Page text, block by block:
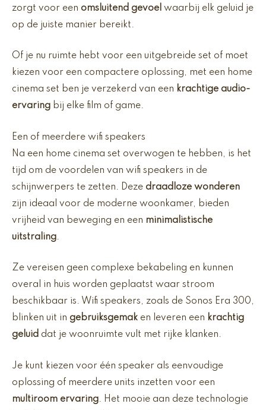
zorgt voor een omsluitend gevoel waarbij elk geluid je
op de juiste manier bereikt.
Of je nu ruimte hebt voor een uitgebreide set of moet
kiezen voor een compactere oplossing, met een home
cinema set ben je verzekerd van een krachtige audio-
ervaring bij elke film of game.
Een of meerdere wifi speakers
Na een home cinema set overwogen te hebben, is het
tijd om de voordelen van wifi speakers in de
schijnwerpers te zetten. Deze draadloze wonderen
zijn ideaal voor de moderne woonkamer, bieden
vrijheid van beweging en een minimalistische
uitstraling.
Ze vereisen geen complexe bekabeling en kunnen
overal in huis worden geplaatst waar stroom
beschikbaar is. Wifi speakers, zoals de Sonos Era 300,
blinken uit in gebruiksgemak en leveren een krachtig
geluid dat je woonruimte vult met rijke klanken.
Je kunt kiezen voor één speaker als eenvoudige
oplossing of meerdere units inzetten voor een
multiroom ervaring. Het mooie aan deze technologie